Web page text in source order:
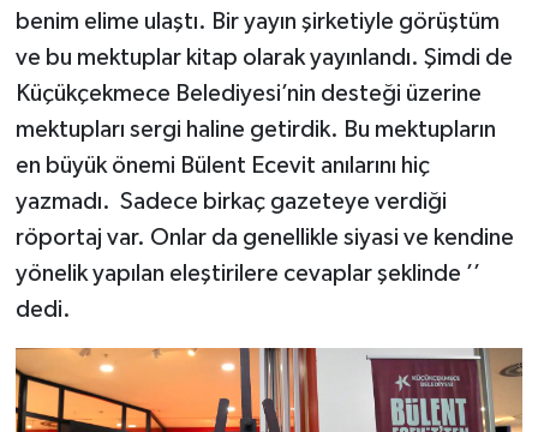
benim elime ulaştı. Bir yayın şirketiyle görüştüm
ve bu mektuplar kitap olarak yayınlandı. Şimdi de
Küçükçekmece Belediyesi’nin desteği üzerine
mektupları sergi haline getirdik. Bu mektupların
en büyük önemi Bülent Ecevit anılarını hiç
yazmadı. Sadece birkaç gazeteye verdiği
röportaj var. Onlar da genellikle siyasi ve kendine
yönelik yapılan eleştirilere cevaplar şeklinde ’’
dedi.